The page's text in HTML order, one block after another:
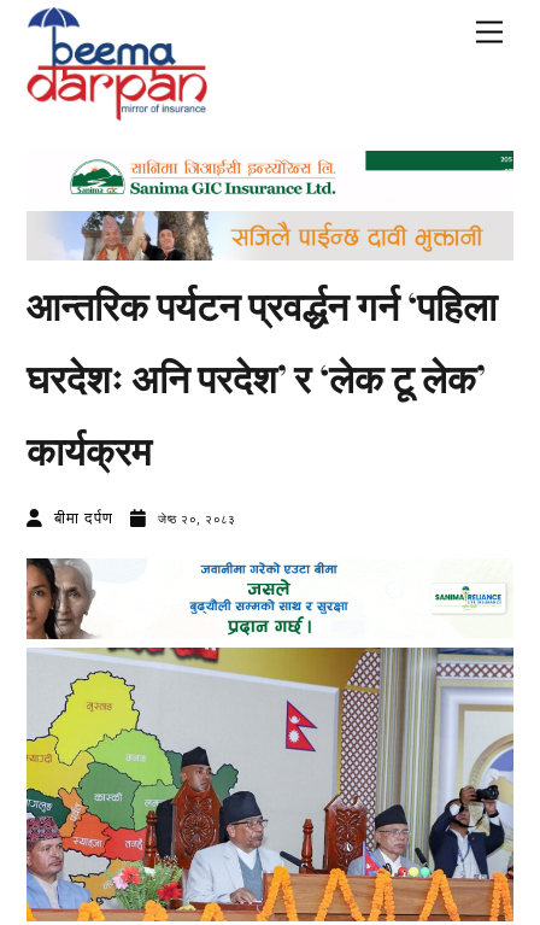
Skip
content
आन्तरिक पर्यटन प्रवर्द्धन गर्न ‘पहिला
घरदेशः अनि परदेश’ र ‘लेक टू लेक’
कार्यक्रम
बीमा दर्पण जेष्ठ २०, २०८३